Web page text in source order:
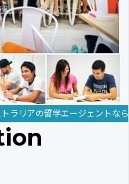
ラリアの留学エージェントな